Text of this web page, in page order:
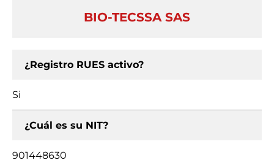
BIO-TECSSA SAS
¿Registro RUES activo?
Si
¿Cuál es su NIT?
901448630